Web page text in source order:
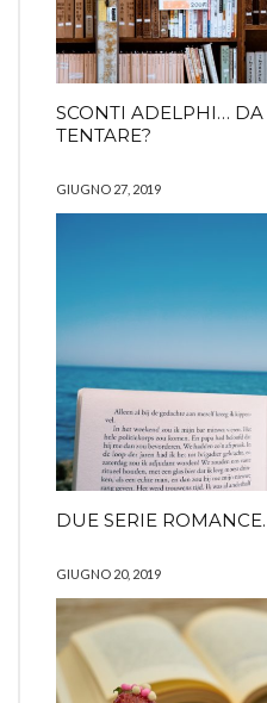
SCONTI ADELPHI… DA
TENTARE?
GIUGNO 27, 2019
DUE SERIE
GIUGNO 20, 2019